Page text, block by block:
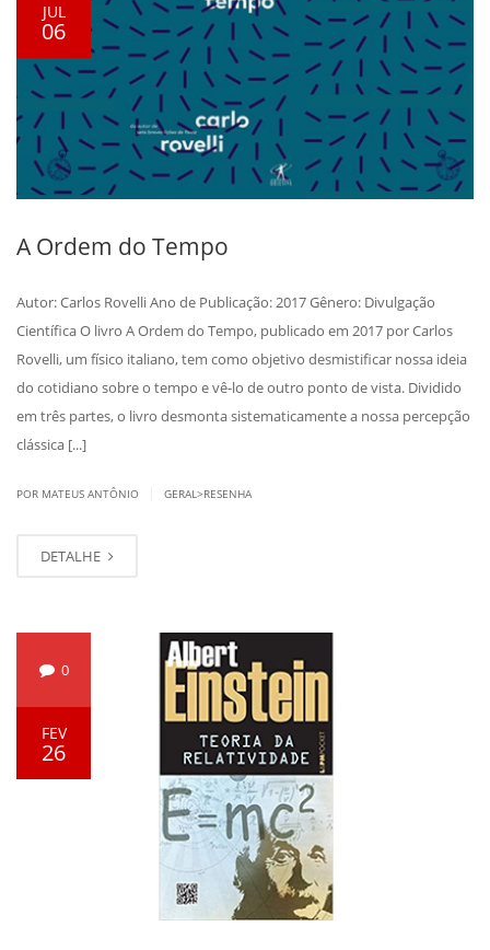
JUL
06
A Ordem do Tempo
Autor: Carlos Rovelli Ano de Publicação: 2017 Gênero: Divulgação
Científica O livro A Ordem do Tempo, publicado em 2017 por Carlos
Rovelli, um físico italiano, tem como objetivo desmistificar nossa ideia
do cotidiano sobre o tempo e vê-lo de outro ponto de vista. Dividido
em três partes, o livro desmonta sistematicamente a nossa percepção
clássica [...]
POR MATEUS ANTÔNIO GERAL>RESENHA
DETALHE
0
FEV
26